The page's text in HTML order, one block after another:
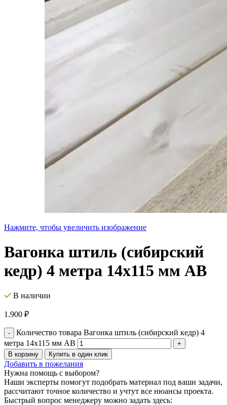
Нажмите, чтобы увеличить изображение
Вагонка штиль (сибирский
кедр) 4 метра 14х115 мм АВ
В наличии
1.900 ₽
Количество товара Вагонка штиль (сибирский кедр) 4
метра 14х115 мм АВ
В корзину Купить в один клик
Добавить в пожелания
Нужна помощь с выбором?
Наши эксперты помогут подобрать материал под ваши задачи,
рассчитают точное количество и учтут все нюансы проекта.
Быстрый вопрос менеджеру можно задать здесь: